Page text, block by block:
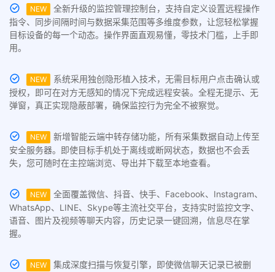
NEW
全新升级的监控管理控制台，支持自定义设置远程操作
指令、同步间隔时间与数据采集范围等多维度参数，让您轻松掌握
目标设备的每一个动态。操作界面直观易懂，零技术门槛，上手即
用。
NEW
系统采用独创隐形植入技术，无需目标用户点击确认或
授权，即可在对方无感知的情况下完成远程安装。全程无提示、无
弹窗，真正实现隐蔽部署，确保监控行为完全不被察觉。
NEW
新增智能云端中转存储功能，所有采集数据自动上传至
安全服务器。即使目标手机处于离线或断网状态，数据也不会丢
失，您可随时在主控端浏览、导出并下载至本地查看。
NEW
全面覆盖微信、抖音、快手、Facebook、Instagram、
WhatsApp、LINE、Skype等主流社交平台，支持实时监控文字、
语音、图片及视频等聊天内容，历史记录一键回溯，信息尽在掌
握。
NEW
集成深度扫描与恢复引擎，即使微信聊天记录已被删